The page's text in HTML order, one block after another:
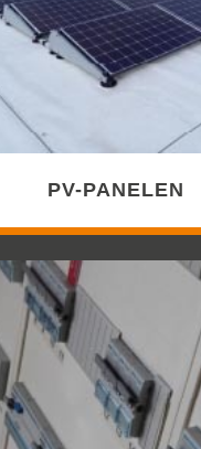
PV-PANELEN